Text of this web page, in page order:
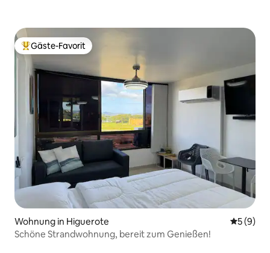
Beliebter Gäste-Favorit.
Gäste-Favorit
Wohnung in Higuerote
5 (9)
Schöne Strandwohnung, bereit zum Genießen!